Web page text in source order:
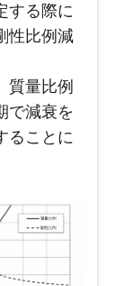
する際に
性比例減
質量比例
で減衰を
ることに